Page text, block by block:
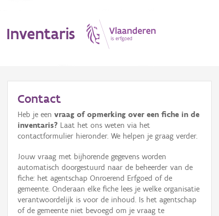
Inventaris
Erfgoedobject
Aanduidingsobject
Waarneming
Thema
Gebeurtenis
Contact
Heb je een vraag of opmerking over een fiche in de
inventaris? Laat het ons weten via het
contactformulier hieronder. We helpen je graag verder.
Jouw vraag met bijhorende gegevens worden
automatisch doorgestuurd naar de beheerder van de
fiche: het agentschap Onroerend Erfgoed of de
gemeente. Onderaan elke fiche lees je welke organisatie
verantwoordelijk is voor de inhoud. Is het agentschap
of de gemeente niet bevoegd om je vraag te